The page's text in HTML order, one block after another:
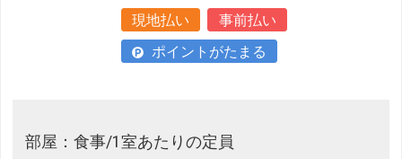
現地払い
事前払い
ポイントがたまる
部屋：食事/1室あたりの定員